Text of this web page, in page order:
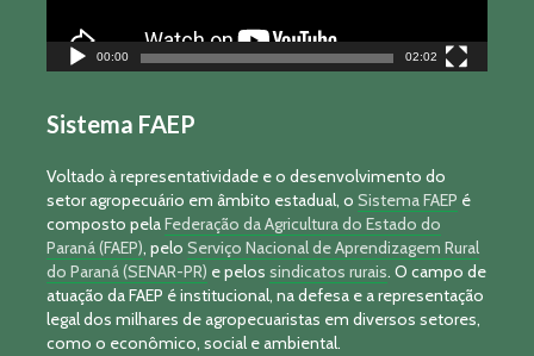
00:00 02:02
Sistema FAEP
Voltado à representatividade e o desenvolvimento do
setor agropecuário em âmbito estadual, o Sistema FAEP é
composto pelaFederação da Agricultura do Estado do
Paraná (FAEP), pelo Serviço Nacional de Aprendizagem Rural
do Paraná (SENAR-PR) e pelos sindicatos rurais. O campo de
atuação da FAEP é institucional, na defesa e a representação
legal dos milhares de agropecuaristas em diversos setores,
como o econômico, social e ambiental.